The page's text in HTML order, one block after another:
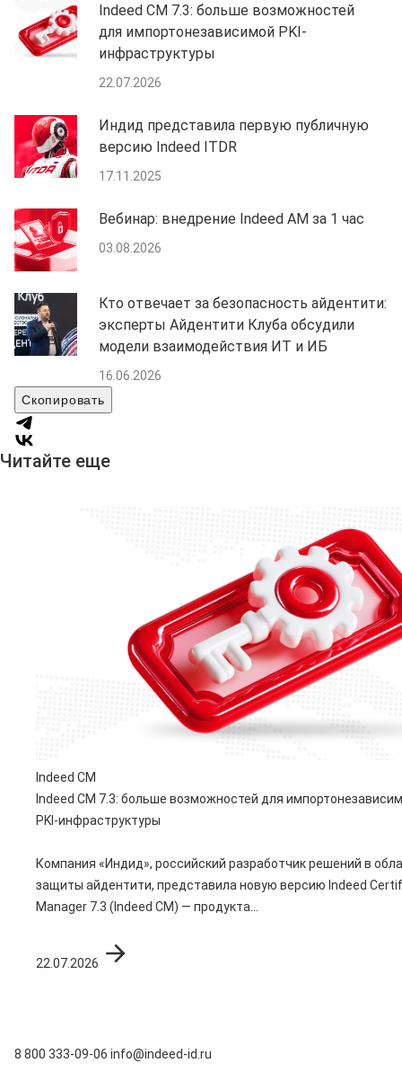
Indeed CM 7.3: больше возможностей
для импортонезависимой PKI-
инфраструктуры
22.07.2026
Индид представила первую публичную
версию Indeed ITDR
17.11.2025
Вебинар: внедрение Indeed AM за 1 час
03.08.2026
Кто отвечает за безопасность айдентити:
эксперты Айдентити Клуба обсудили
модели взаимодействия ИТ и ИБ
16.06.2026
Скопировать
Читайте еще
Indeed CM
Indeed CM 7.3: больше возможностей для
PKI-инфраструктуры
Компания «Индид», российский разработчик решений в
защиты айдентити, представила новую версию Indeed
Manager 7.3 (Indeed CM) — продукта...
22.07.2026
8 800 333-09-06 info@indeed-id.ru